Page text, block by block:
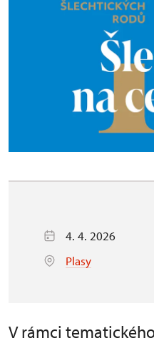
4. 4. 2026
Plasy
V rámci